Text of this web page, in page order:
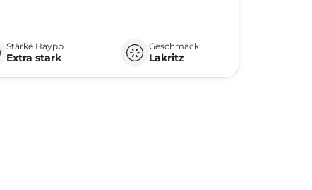
Stärke Haypp
Extra stark
Geschmack
Lakritz